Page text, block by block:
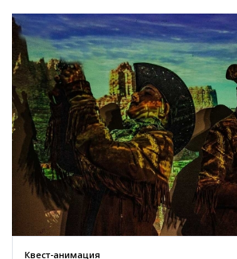
Квест-анимация